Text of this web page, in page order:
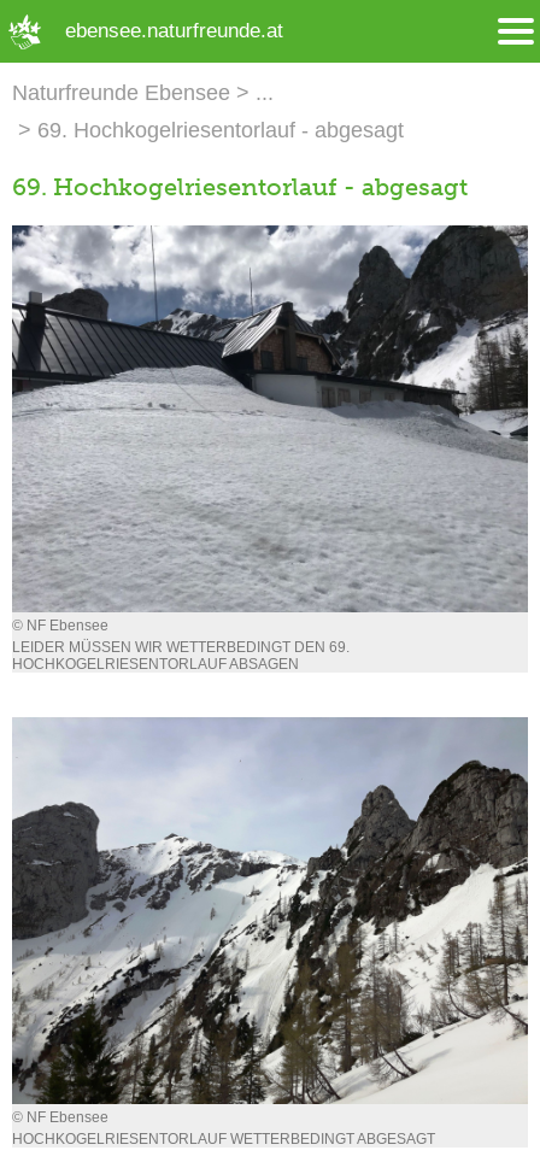
ebensee.naturfreunde.at
Naturfreunde Ebensee
69. Hochkogelriesentorlauf - abgesagt
69. Hochkogelriesentorlauf - abgesagt
© NF Ebensee
LEIDER MÜSSEN WIR WETTERBEDINGT DEN 69.
HOCHKOGELRIESENTORLAUF ABSAGEN
© NF Ebensee
HOCHKOGELRIESENTORLAUF WETTERBEDINGT ABGESAGT